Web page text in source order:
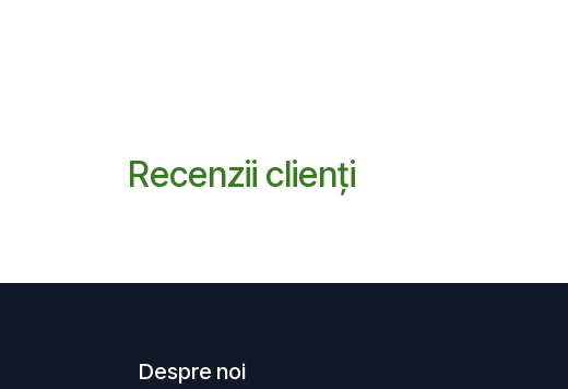
Recenzii clienți
Despre noi